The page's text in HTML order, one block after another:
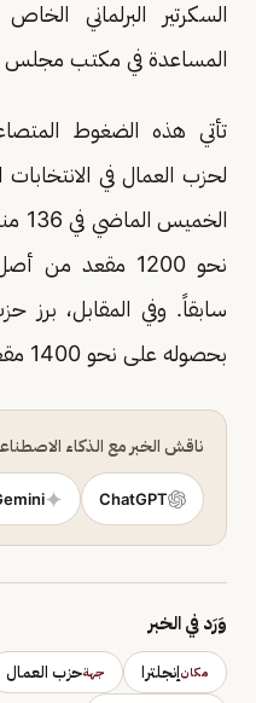
السكرتير البرلماني
المساعدة في مكتب مجلس
تأتي هذه الضغوط
لحزب العمال في الانتخابات
الخميس الماضي في 136 منطقة ب
سابقاً. وفي المقابل، برز
بحصوله على نحو 1400 مقعد.
ناقش الخبر مع الذكاء
ChatGPT
وَرَد في الخبر
مكانإنجلترا جهةحزب العمال